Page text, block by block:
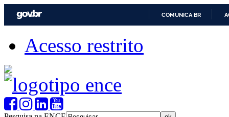
COMUNICA BR
Acesso restrito